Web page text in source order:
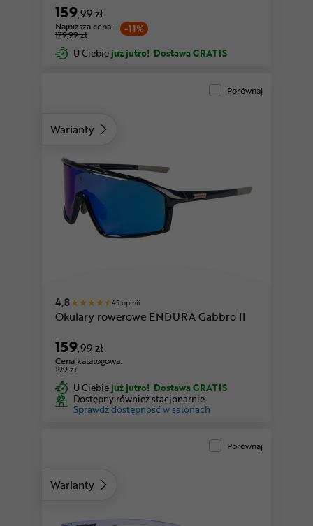
159,99 zł
-11%
Najniższa cena:
179,99 zł
U Ciebie już jutro! Dostawa GRATIS
Warianty
Porównaj
4,8 45 opinii
Okulary rowerowe ENDURA Gabbro II
159,99 zł
Cena katalogowa:
199 zł
U Ciebie już jutro! Dostawa GRATIS
Dostępny również stacjonarnie
Sprawdź dostępność w salonach
Warianty
Porównaj